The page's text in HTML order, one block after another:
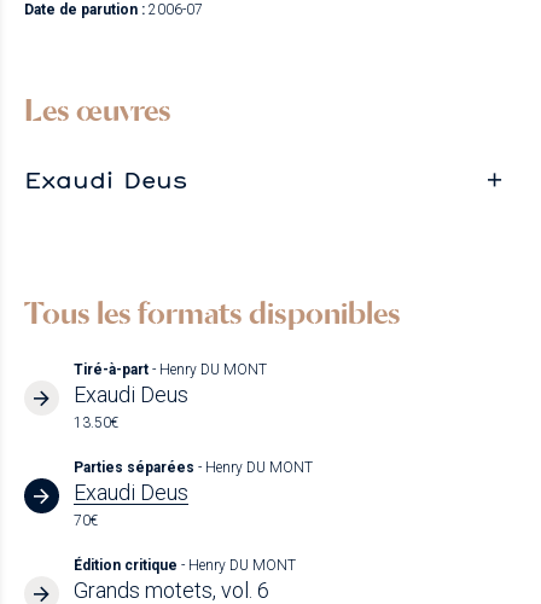
Date de parution : 2006-07
Les œuvres
Exaudi Deus
Tous les formats disponibles
Tiré-à-part - Henry DU MONT
Exaudi Deus
13.50€
Parties séparées - Henry DU MONT
Exaudi Deus
70€
Édition critique - Henry DU MONT
Grands motets, vol. 6